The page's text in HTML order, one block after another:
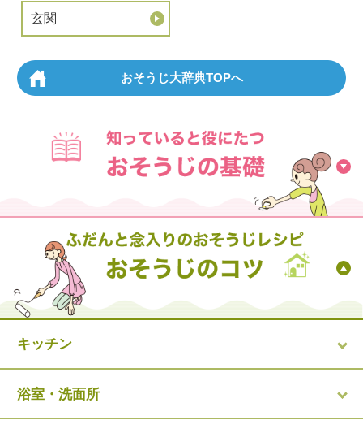
玄関
おそうじ大辞典TOPへ
キッチン
浴室・洗面所